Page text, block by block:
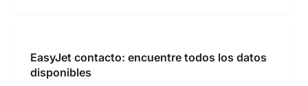
EasyJet contacto: encuentre todos los datos
disponibles